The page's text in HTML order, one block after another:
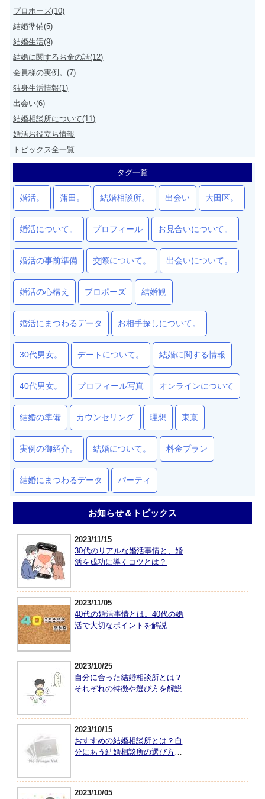
プロポーズ(10)
結婚準備(5)
結婚生活(9)
結婚に関するお金の話(12)
会員様の実例。(7)
独身生活情報(1)
出会い(6)
結婚相談所について(11)
婚活お役立ち情報
トピックス全一覧
タグ一覧
婚活。 蒲田。 結婚相談所。 出会い 大田区。
婚活について。 プロフィール お見合いについて。
婚活の事前準備 交際について。 出会いについて。
婚活の心構え プロポーズ 結婚観
婚活にまつわるデータ お相手探しについて。
30代男女。 デートについて。 結婚に関する情報
40代男女。 プロフィール写真 オンラインについて
結婚の準備 カウンセリング 理想 東京
実例の御紹介。 結婚について。 料金プラン
結婚にまつわるデータ パーティ
お知らせ＆トピックス
2023/11/15
30代のリアルな婚活事情と、婚
活を成功に導くコツとは？
2023/11/05
40代の婚活事情とは。40代の婚
活で大切なポイントを解説
2023/10/25
自分に合った結婚相談所とは？
それぞれの特徴や選び方を解説
2023/10/15
おすすめの結婚相談所とは？自
分にあう結婚相談所の選び方を
2023/10/05